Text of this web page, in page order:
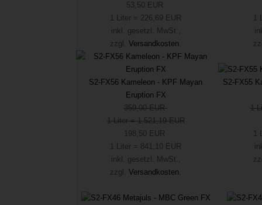
53,50 EUR
1 Liter = 226,69 EUR
inkl. gesetzl. MwSt.,
zzgl. Versandkosten.
1
S2-FX56 Kameleon - KPF Mayan
Eruption FX
359,00 EUR
1 Liter = 1.521,19 EUR
198,50 EUR
1 Liter = 841,10 EUR
inkl. gesetzl. MwSt.,
zzgl. Versandkosten.
S2-FX55
1
1